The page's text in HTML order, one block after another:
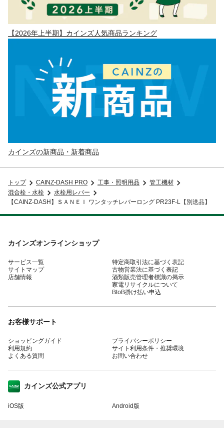
【2026年上半期】カインズ人気商品ランキング
カインズの新商品・新着商品
トップ CAINZ-DASH PRO 工事・照明用品
管工機材
混合栓・水栓
水栓用レバー
【CAINZ-DASH】ＳＡＮＥＩ ワンタッチレバーロング PR23F-L【別送品】
カインズオンラインショップ
サービス一覧
サイトマップ
店舗情報
特定商取引法に基づく表記
古物営業法に基づく表記
酒類販売管理者標識の掲示
家電リサイクルについて
BtoB掛け払い申込
お客様サポート
ショッピングガイド
利用規約
よくある質問
プライバシーポリシー
サイト利用条件・推奨環境
お問い合わせ
カインズ公式アプリ
iOS版 Android版